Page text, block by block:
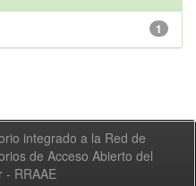
1
integrado a la Red de
de Acceso Abierto del
- RRAAE